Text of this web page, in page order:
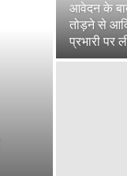
आवेदन के
तोड़ने से
प्रभारी पर